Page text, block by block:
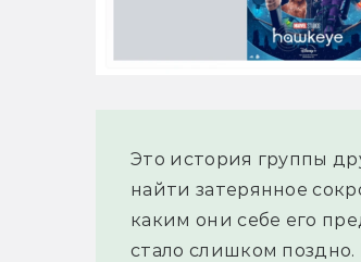
Это история группы
найти затерянное
каким они себе его
стало слишком